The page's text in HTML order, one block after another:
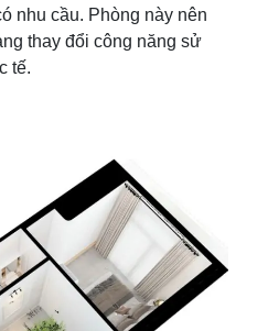
nhu cầu. Phòng này nên
thay đổi công năng sử
tế.